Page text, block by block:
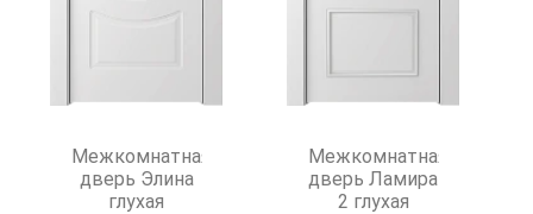
Межкомнатная
дверь Элина
глухая
Межкомнатная
дверь Ламира
2 глухая